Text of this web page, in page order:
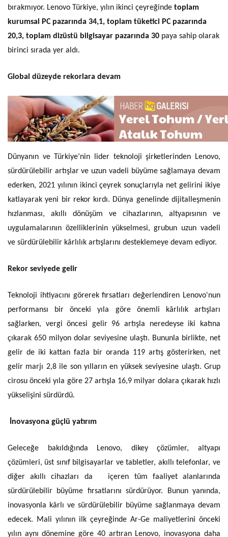
bırakmıyor. Lenovo Türkiye, yılın ikinci çeyreğindetoplam
kurumsal PC pazarında 34,1, toplam tüketici PC pazarında
20,3, toplam dizüstü bilgisayar pazarında 30 paya sahip olarak
birinci sırada yer aldı.
Global düzeyde rekorlara devam
Dünyanın ve Türkiye’nin lider teknoloji şirketlerinden Lenovo,
sürdürülebilir artışlar ve uzun vadeli büyüme sağlamaya devam
ederken, 2021 yılının ikinci çeyrek sonuçlarıyla net gelirini ikiye
katlayarak yeni bir rekor kırdı. Dünya genelinde dijitalleşmenin
hızlanması, akıllı dönüşüm ve cihazlarının, altyapısının ve
uygulamalarının özelliklerinin yükselmesi, grubun uzun vadeli
ve sürdürülebilir kârlılık artışlarını desteklemeye devam ediyor.
Rekor seviyede gelir
Teknoloji ihtiyacını görerek fırsatları değerlendiren Lenovo'nun
performansı bir önceki yıla göre önemli kârlılık artışları
sağlarken, vergi öncesi gelir 96 artışla neredeyse iki katına
çıkarak 650 milyon dolar seviyesine ulaştı. Bununla birlikte, net
gelir de iki kattan fazla bir oranda 119 artış gösterirken, net
gelir marjı 2,8 ile son yılların en yüksek seviyesine ulaştı. Grup
cirosu önceki yıla göre 27 artışla 16,9 milyar dolara çıkarak hızlı
yükselişini sürdürdü.
İnovasyona güçlü yatırım
Geleceğe bakıldığında Lenovo, dikey çözümler, altyapı
çözümleri, üst sınıf bilgisayarlar ve tabletler, akıllı telefonlar, ve
diğer akıllı cihazları da içeren tüm faaliyet alanlarında
sürdürülebilir büyüme fırsatlarını sürdürüyor. Bunun yanında,
inovasyonla kârlı ve sürdürülebilir büyüme sağlanmaya devam
edecek. Mali yılının ilk çeyreğinde Ar-Ge maliyetlerini önceki
yılın aynı dönemine göre 40 artıran Lenovo, inovasyona daha